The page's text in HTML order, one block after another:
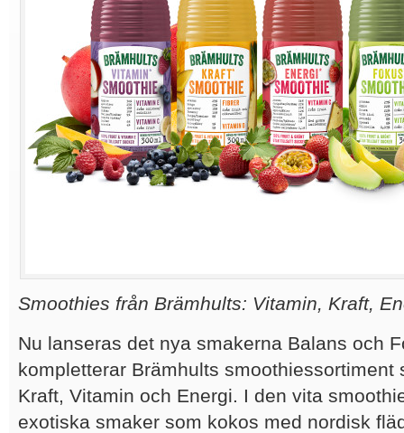
Smoothies från Brämhults: Vitamin, Kraft,
Nu lanseras det nya smakerna Balans och
kompletterar Brämhults smoothiessortiment
Kraft, Vitamin och Energi. I den vita
exotiska smaker som kokos med nordisk